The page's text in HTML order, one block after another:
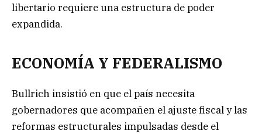
libertario requiere una estructura de poder
expandida.
ECONOMÍA Y FEDERALISMO
Bullrich insistió en que el país necesita
gobernadores que acompañen el ajuste fiscal y las
reformas estructurales impulsadas desde el